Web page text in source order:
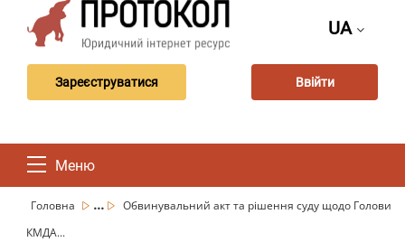
UA
Зареєструватися Ввійти
Меню
Головна ...
Обвинувальний акт та рішення суду щодо Голови
КМДА...